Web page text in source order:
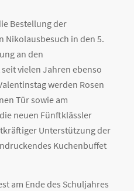
Bestellung der
Nikolausbesuch in den 5.
an den
vielen Jahren ebenso
werden Rosen
Tür sowie am
neuen Fünftklässler
Unterstützung der
Kuchenbuffet
am Ende des Schuljahres